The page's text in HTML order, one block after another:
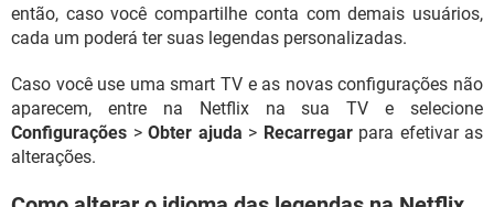
então, caso você compartilhe conta com demais usuários,
cada um poderá ter suas legendas personalizadas.
Caso você use uma smart TV e as novas configurações não
aparecem, entre na Netflix na sua TV e selecione
Configurações > Obter ajuda > Recarregarpara efetivar as
alterações.